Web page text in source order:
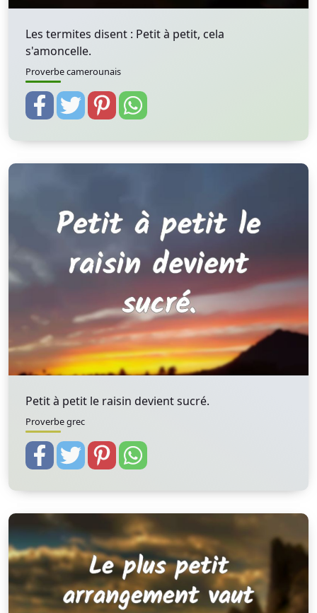
Les termites disent : Petit à petit, cela
s'amoncelle.
Proverbe camerounais
Petit à petit le raisin devient sucré.
Proverbe grec